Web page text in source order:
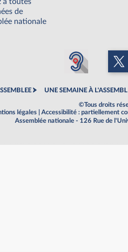
de
nationale
UNE SEMAINE À
©Tous droits
légales
Accessibilité : partiellement
Assemblée nationale - 126 Rue de